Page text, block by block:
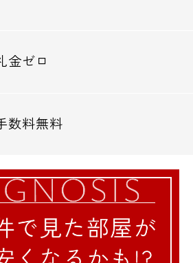
金ゼロ
数料無料